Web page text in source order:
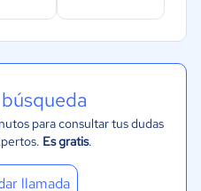
para consultar tus dudas
Es gratis.
llamada